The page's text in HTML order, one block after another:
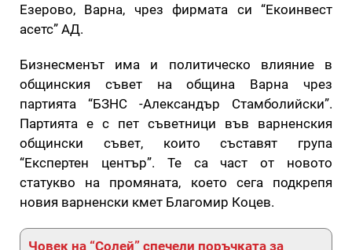
Езерово, Варна, чрез фирмата си “Екоинвест
асетс” АД.
Бизнесменът има и политическо влияние в
общинския съвет на община Варна чрез
партията “БЗНС -Александър Стамболийски”.
Партията е с пет съветници във варненския
общински съвет, които съставят група
“Експертен център”. Те са част от новото
статукво на промяната, което сега подкрепя
новия варненски кмет Благомир Коцев.
Човек на “Солей” спечели поръчката за